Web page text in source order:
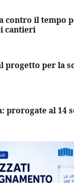
contro il tempo
cantieri
progetto per la
prorogate al 14